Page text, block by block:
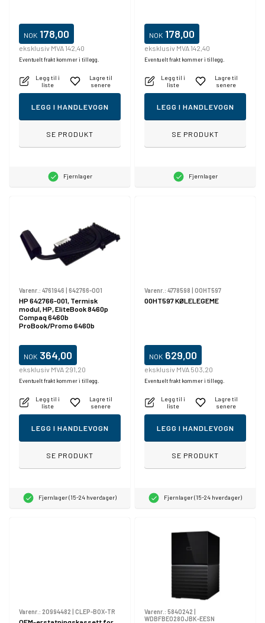
NOK 178,00
eksklusiv MVA 142,40
Eventuelt frakt kommer i tillegg.
Legg til i
liste
Lagre til
senere
LEGG I HANDLEVOGN
SE PRODUKT
Fjernlager
NOK 178,00
eksklusiv MVA 142,40
Eventuelt frakt kommer i tillegg.
Legg til i
liste
Lagre til
senere
LEGG I HANDLEVOGN
SE PRODUKT
Fjernlager
Varenr.: 4761946 | 642766-001
HP 642766-001, Termisk
modul, HP, EliteBook 8460p
Compaq 6460b
ProBook/Promo 6460b
NOK 364,00
eksklusiv MVA 291,20
Eventuelt frakt kommer i tillegg.
Legg til i
liste
Lagre til
senere
LEGG I HANDLEVOGN
SE PRODUKT
Fjernlager (15-24 hverdager)
Varenr.: 4778598 | 00HT597
00HT597 KØLELEGEME
NOK 629,00
eksklusiv MVA 503,20
Eventuelt frakt kommer i tillegg.
Legg til i
liste
Lagre til
senere
LEGG I HANDLEVOGN
SE PRODUKT
Fjernlager (15-24 hverdager)
Varenr.: 20994482 CLEP-BOX-TR Varenr.: 5840242
WDBFBE0280JBK-EESN